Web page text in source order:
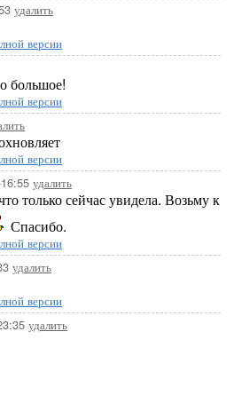
удалить
версии
большое!
версии
версии
удалить
только сейчас увидела. Возьму к
Спасибо.
версии
удалить
версии
удалить